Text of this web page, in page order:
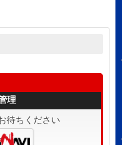
理
待ちください